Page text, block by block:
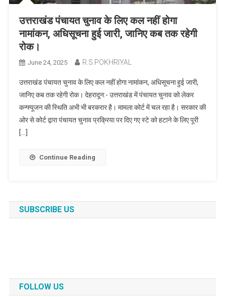
उत्तराखंड पंचायत चुनाव के लिए कल नहीं होगा
नामांकन, अधिसूचना हुई जारी, जानिए कब तक रहेगी
रोक।
June 24, 2025 R.S.POKHRIYAL
उत्तराखंड पंचायत चुनाव के लिए कल नहीं होगा नामांकन, अधिसूचना हुई जारी,
जानिए कब तक रहेगी रोक। देहरादून:- उत्तराखंड में पंचायत चुनाव को लेकर
कन्फ्यूजन की स्थिति अभी भी बरकरार है। मामला कोर्ट में चल रहा है। सरकार की
ओर से कोर्ट द्वारा पंचायत चुनाव प्रक्रिया पर दिए गए स्टे को हटाने के लिए पूरी
[…]
Continue Reading
SUBSCRIBE US
FOLLOW US